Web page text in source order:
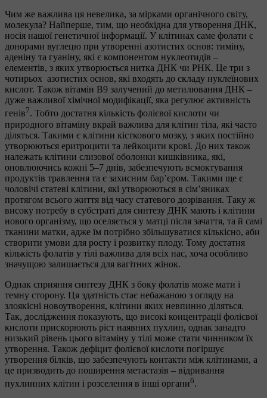
Чим же важлива ця невелика, за мірками органічного світу,
молекула? Найперше, тим, що необхідна для утворення ДНК,
носія нашої генетичної інформації. У клітинах саме фолати є
донорами вуглецю при утворенні азотистих основ: тиміну,
аденіну та гуаніну, які є компонентом нуклеотидів –
елементів, з яких утворюється нитка ДНК чи РНК. Це три з
чотирьох азотистих основ, які входять до складу нуклеїнових
кислот. Також вітамін B9 залучений до метилювання ДНК –
дуже важливої хімічної модифікації, яка регулює активність
генів7. Тобто достатня кількість фолієвої кислоти чи
природного вітаміну вкрай важлива для клітин тіла, які часто
діляться. Такими є клітини кісткового мозку, з яких постійно
утворюються еритроцити та лейкоцити крові. До них також
належать клітини слизової оболонки кишківника, які,
оновлюючись кожні 5–7 днів, забезпечують всмоктування
продуктів травлення та є захисним бар’єром. Такими ще є
чоловічі статеві клітини, які утворюються в сім’яниках
протягом всього життя від часу статевого дозрівання. Таку ж
високу потребу в субстраті для синтезу ДНК мають і клітини
нового організму, що оселяється у матці після зачаття, та й самі
тканини матки, адже їм потрібно збільшуватися кількісно, аби
створити умови для росту і розвитку плоду. Тому достатня
кількість фолатів у тілі важлива для всіх нас, хоча особливо
значущою залишається для вагітних жінок.
Однак сприяння синтезу ДНК з боку фолатів може мати і
темну сторону. Ця здатність стає небажаною з огляду на
злоякісні новоутворення, клітини яких невпинно діляться.
Так, дослідження показують, що високі концентрації фолієвої
кислоти прискорюють ріст наявних пухлин, однак занадто
низький рівень цього вітаміну у тілі може стати чинником їх
утворення. Також дефіцит фолієвої кислоти погіршує
утворення білків, що забезпечують контакти між клітинами, а
це призводить до поширення метастазів – відривання
пухлинних клітин і розселення в інші органи6.